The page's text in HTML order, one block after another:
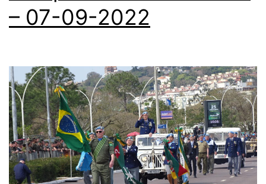
– 07-09-2022